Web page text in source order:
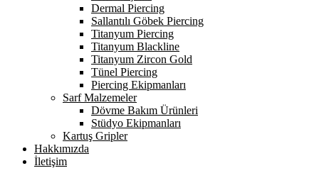
Dermal Piercing
Sallantılı Göbek Piercing
Titanyum Piercing
Titanyum Blackline
Titanyum Zircon Gold
Tünel Piercing
Piercing Ekipmanları
Sarf Malzemeler
Dövme Bakım Ürünleri
Stüdyo Ekipmanları
Kartuş Gripler
Hakkımızda
İletişim